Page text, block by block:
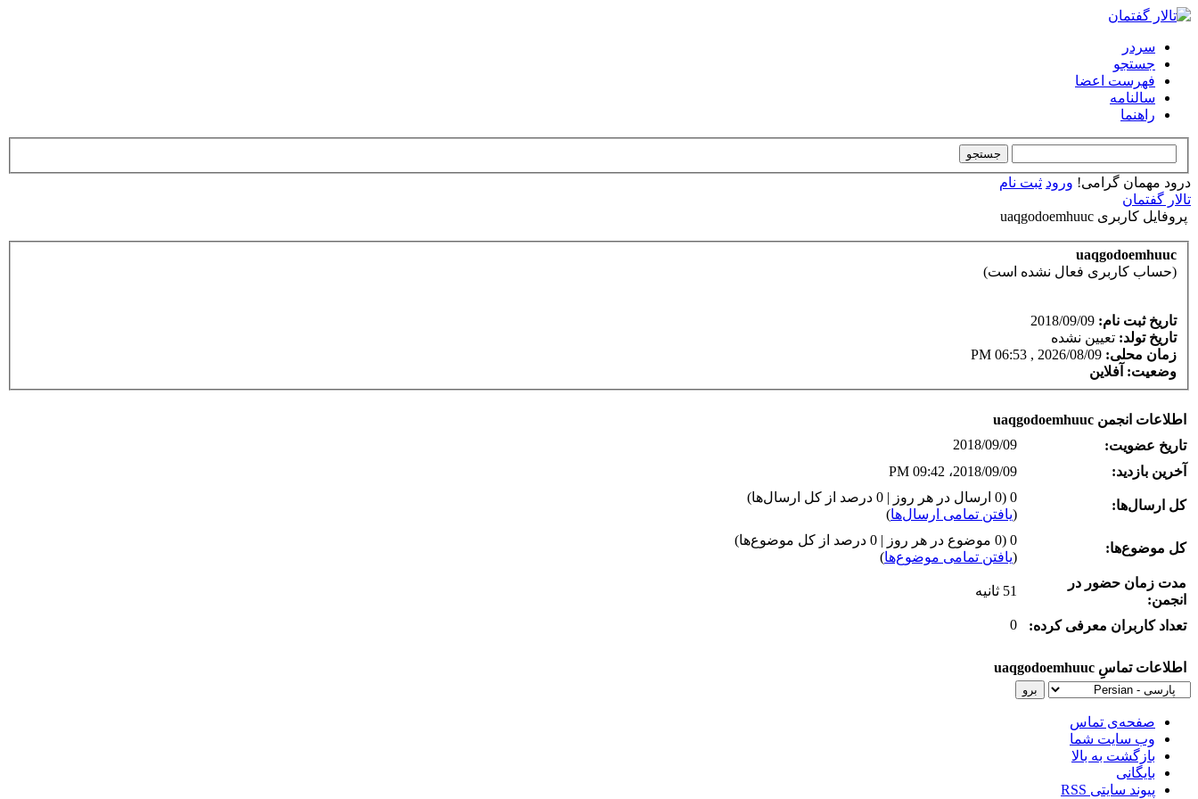
سردر
جستجو
فهرست اعضا
سالنامه
راهنما
درود مهمان گرامی! ورود ثبت نام
تالار گفتمان
پروفایل کاربری uaqgodoemhuuc
uaqgodoemhuuc
(حساب کاربری فعال نشده است)
تاریخ ثبت نام: 2018/09/09
تاریخ تولد: تعیین نشده
زمان محلی: 2026/08/09 , 06:53 PM
وضعیت: آفلاین
اطلاعات انجمن uaqgodoemhuuc
تاریخ عضویت:
2018/09/09
آخرین بازدید:
2018/09/09، 09:42 PM
کل ارسال‌ها:
0 (0 ارسال در هر روز | 0 درصد از کل ارسال‌ها)
(یافتن تمامی ارسال‌ها)
کل موضوع‌ها:
0 (0 موضوع در هر روز | 0 درصد از کل موضوع‌ها)
(یافتن تمامی موضوع‌ها)
مدت زمان حضور در
انجمن:
51 ثانیه
تعداد کاربران معرفی کرده: 0
اطلاعات تماسِ uaqgodoemhuuc
صفحه‌ی تماس
وب سایت شما
بازگشت به بالا
بایگانی
پیوند سایتی RSS